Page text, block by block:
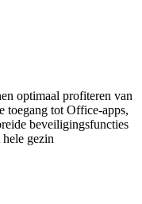
optimaal profiteren van
toegang tot Office-apps,
beveiligingsfuncties
gezin